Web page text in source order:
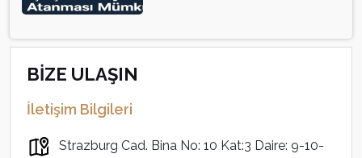
BİZE ULAŞIN
İletişim Bilgileri
Strazburg Cad. Bina No: 10 Kat:3 Daire: 9-10-